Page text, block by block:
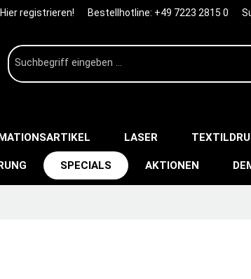
Hier registrieren! Bestellhotline: +49 7223 2815 0
LASER
SPECIALS AKTIONEN